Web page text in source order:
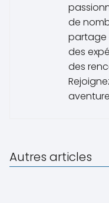
de
partage
des
des
Autres articles